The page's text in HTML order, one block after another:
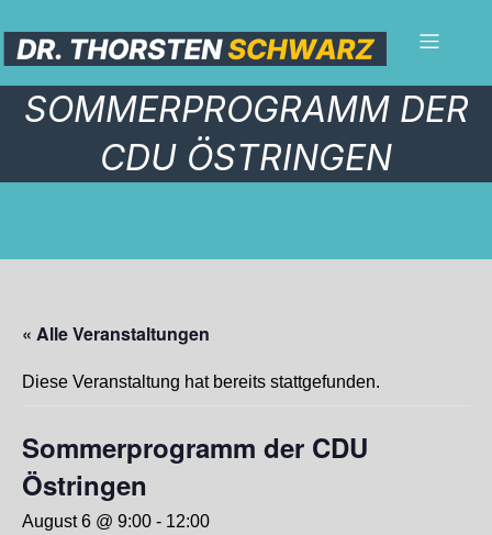
SOMMERPROGRAMM DER
CDU ÖSTRINGEN
« Alle Veranstaltungen
Diese Veranstaltung hat bereits stattgefunden.
Sommerprogramm der CDU
Östringen
August 6 @ 9:00 - 12:00